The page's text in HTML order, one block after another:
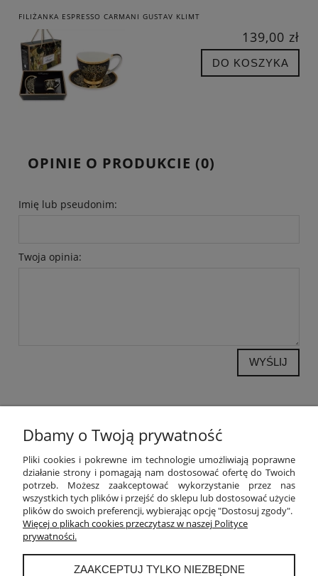
FILIŻANKA ESPRESSO CARMANI GUSTAV KLIMT
139,00 zł
DO KOSZYKA
OPINIE O PRODUKCIE (0)
Imię lub pseudonim:
Twoja opinia:
WYŚLIJ
POMOC
MOJE KONTO
PŁATNOŚCI I DOSTAWA
INFORMACJE
Dbamy o Twoją prywatność
Pliki cookies i pokrewne im technologie umożliwiają poprawne
działanie strony i pomagają nam dostosować ofertę do Twoich
potrzeb. Możesz zaakceptować wykorzystanie przez nas
wszystkich tych plików i przejść do sklepu lub dostosować użycie
plików do swoich preferencji, wybierając opcję "Dostosuj zgody".
Więcej o plikach cookies przeczytasz w naszej Polityce
prywatności.
ZAAKCEPTUJ TYLKO NIEZBĘDNE